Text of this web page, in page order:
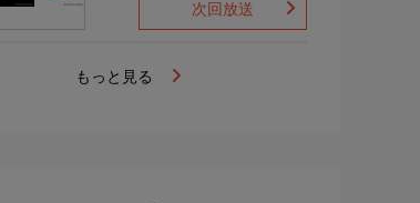
次回放送
もっと見る